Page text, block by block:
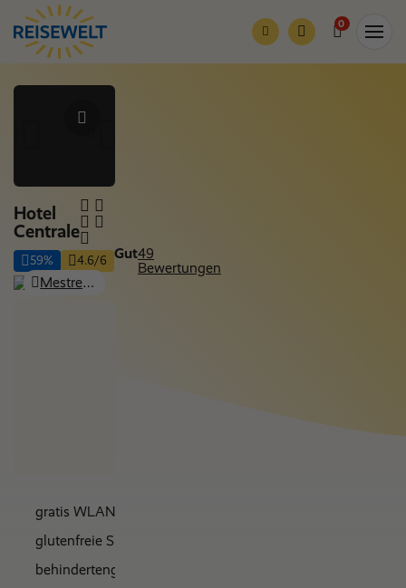
0
Hotel
Centrale
Mestre (Venedig), Venetien
59% 4.6/6 Gut49
Bewertungen
gratis WLAN
glutenfreie Speisen
behindertengerecht